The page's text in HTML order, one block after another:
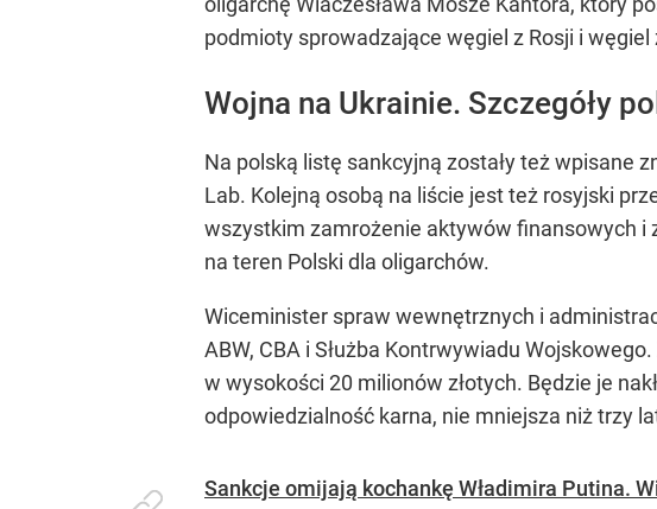
podmioty sprowadzające węgiel z Rosji i węgiel
Wojna na Ukrainie. Szczegóły
Na polską listę sankcyjną zostały też wpisane
Lab. Kolejną osobą na liście jest też rosyjski
wszystkim zamrożenie aktywów finansowych i
na teren Polski dla oligarchów.
Wiceminister spraw wewnętrznych i
ABW, CBA i Służba Kontrwywiadu
w wysokości 20 milionów złotych. Będzie je
odpowiedzialność karna, nie mniejsza niż trzy
Sankcje omijają kochankę Władimira Putina.